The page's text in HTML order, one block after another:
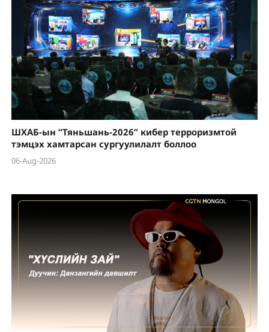
ШХАБ-ын “Тяньшань-2026” кибер терроризмтой
тэмцэх хамтарсан сургуулилалт боллоо
06-Aug-2026